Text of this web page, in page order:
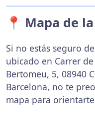
📍 Mapa de
Si no estás seguro
ubicado en Carrer
Bertomeu, 5, 08940
Barcelona, no te
mapa para